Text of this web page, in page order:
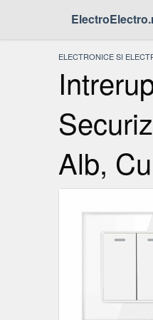
ELECTRONICE SI
Alb,